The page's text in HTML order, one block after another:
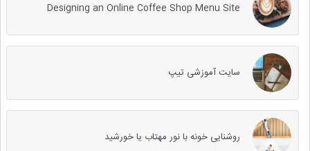
Designing an Online Coffee Shop Menu Site
سایت آموزشی تیپ
روشنایی خونه با نور مهتاب یا خورشید